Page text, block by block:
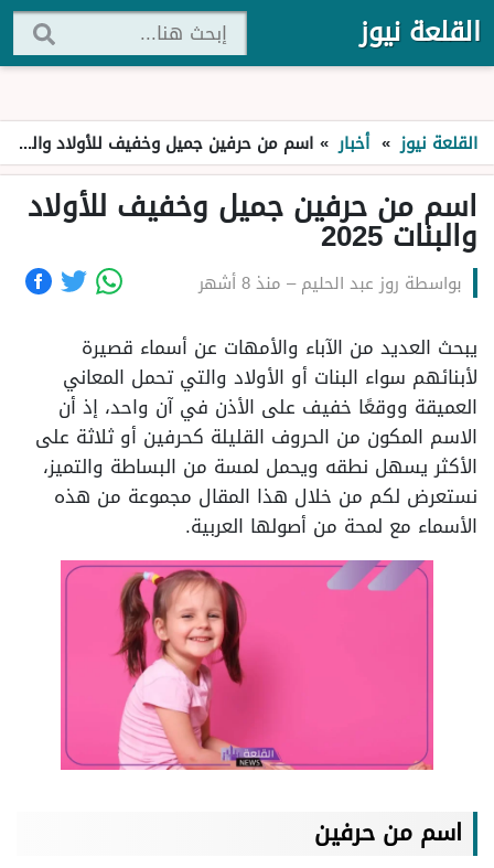
القلعة نيوز
القلعة نيوز » أخبار » اسم من حرفين جميل وخفيف للأولاد والبنات 2025
اسم من حرفين جميل وخفيف للأولاد
والبنات 2025
بواسطة روز عبد الحليم– منذ 8 أشهر
يبحث العديد من الآباء والأمهات عن أسماء قصيرة
لأبنائهم سواء البنات أو الأولاد والتي تحمل المعاني
العميقة ووقعًا خفيف على الأذن في آن واحد، إذ أن
الاسم المكون من الحروف القليلة كحرفين أو ثلاثة على
الأكثر يسهل نطقه ويحمل لمسة من البساطة والتميز،
نستعرض لكم من خلال هذا المقال مجموعة من هذه
الأسماء مع لمحة من أصولها العربية.
اسم من حرفين